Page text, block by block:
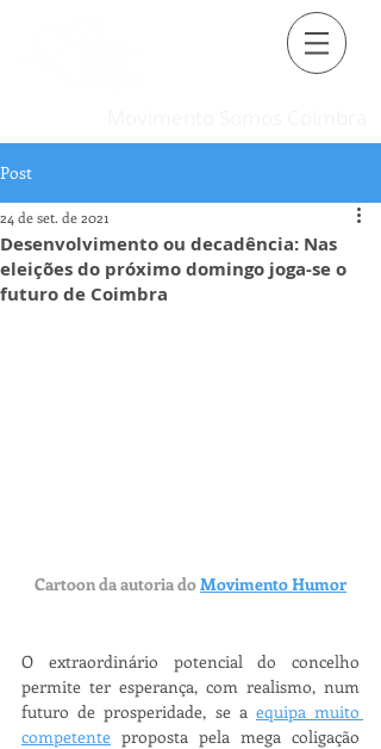
Post
Desenvolvimento ou decadência: Nas
eleições do próximo domingo joga-se o
futuro de Coimbra
24 de set. de 2021
Cartoon da autoria do Movimento Humor
O extraordinário potencial do concelho
permite ter esperança, com realismo, num
futuro de prosperidade, se a equipa muito
competente proposta pela mega coligação